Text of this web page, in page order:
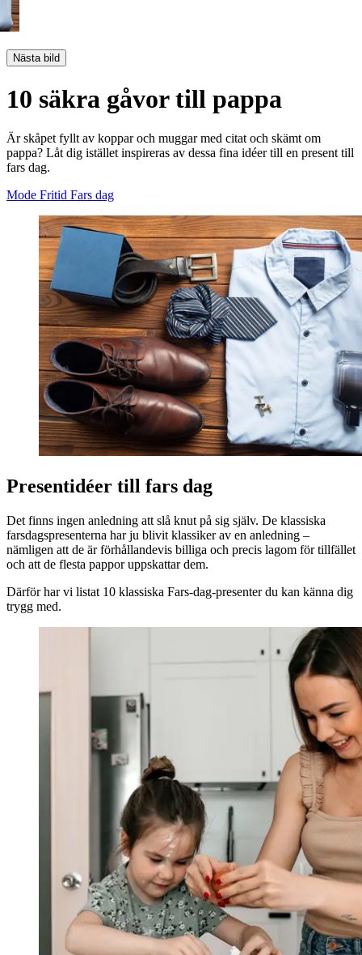
Nästa bild
10 säkra gåvor till pappa
Är skåpet fyllt av koppar och muggar med citat och skämt om
pappa? Låt dig istället inspireras av dessa fina idéer till en present till
fars dag.
Mode Fritid Fars dag
Presentidéer till fars dag
Det finns ingen anledning att slå knut på sig själv. De klassiska
farsdagspresenterna har ju blivit klassiker av en anledning –
nämligen att de är förhållandevis billiga och precis lagom för tillfället
och att de flesta pappor uppskattar dem.
Därför har vi listat 10 klassiska Fars-dag-presenter du kan känna dig
trygg med.